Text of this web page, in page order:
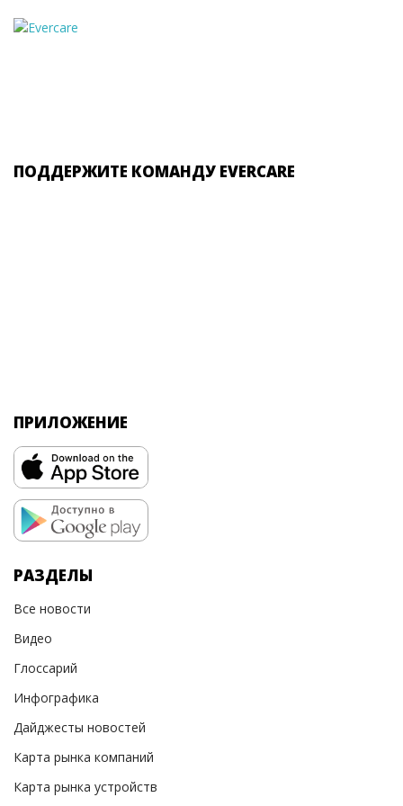
ПОДДЕРЖИТЕ КОМАНДУ EVERCARE
ПРИЛОЖЕНИЕ
РАЗДЕЛЫ
Все новости
Видео
Глоссарий
Инфографика
Дайджесты новостей
Карта рынка компаний
Карта рынка устройств